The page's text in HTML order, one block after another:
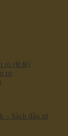
ro (R:R)
ro
– Sách đầu tư